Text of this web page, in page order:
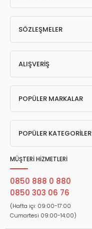
SÖZLEŞMELER
ALIŞVERİŞ
POPÜLER MARKALAR
POPÜLER KATEGORİLER
MÜŞTERİ HİZMETLERİ
0850 888 0 880
0850 303 06 76
(Hafta içi: 09:00-17:00
Cumartesi 09:00-14:00)